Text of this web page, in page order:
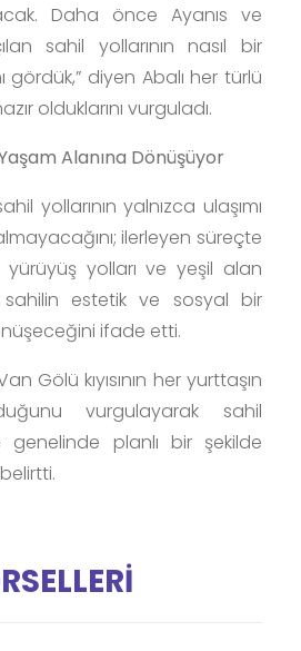
Daha önce Ayanıs ve
sahil yollarının nasıl bir
gördük,” diyen Abalı her türlü
olduklarını vurguladı.
Alanına Dönüşüyor
yollarının yalnızca ulaşımı
ilerleyen süreçte
yürüyüş yolları ve yeşil alan
sahilin estetik ve sosyal bir
ifade etti.
Gölü kıyısının her yurttaşın
vurgulayarak sahil
genelinde planlı bir şekilde